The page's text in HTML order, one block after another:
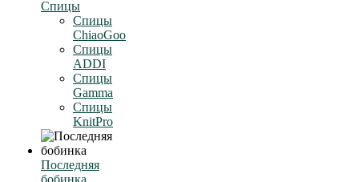
Спицы
Спицы
ChiaoGoo
Спицы
ADDI
Спицы
Gamma
Спицы
KnitPro
Последняя
бобинка